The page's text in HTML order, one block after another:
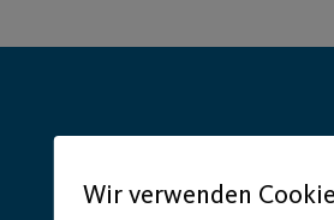
Hauptsponsor
Wir verwenden